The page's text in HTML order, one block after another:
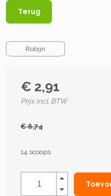
Terug
Robijn
€ 2,91
Prijs incl. BTW
€ 6,74
14 scoops